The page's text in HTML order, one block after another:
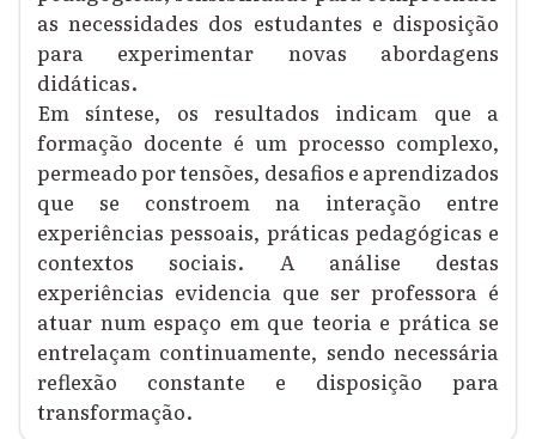
as necessidades dos estudantes e disposição
para experimentar novas abordagens
didáticas.
Em síntese, os resultados indicam que a
formação docente é um processo complexo,
permeado por tensões, desafios e aprendizados
que se constroem na interação entre
experiências pessoais, práticas pedagógicas e
contextos sociais. A análise destas
experiências evidencia que ser professora é
atuar num espaço em que teoria e prática se
entrelaçam continuamente, sendo necessária
reflexão constante e disposição para
transformação.